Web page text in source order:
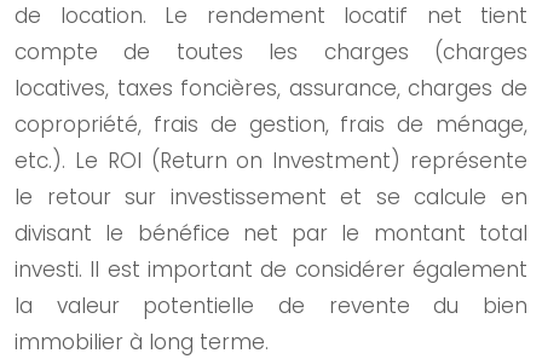
de location. Le rendement locatif net tient
compte de toutes les charges (charges
locatives, taxes foncières, assurance, charges de
copropriété, frais de gestion, frais de ménage,
etc.). Le ROI (Return on Investment) représente
le retour sur investissement et se calcule en
divisant le bénéfice net par le montant total
investi. Il est important de considérer également
la valeur potentielle de revente du bien
immobilier à long terme.